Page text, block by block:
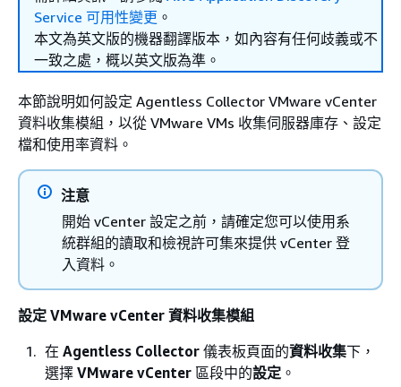
Service 可用性變更 。
本文為英文版的機器翻譯版本，如內容有任何歧義或不
一致之處，概以英文版為準。
本節說明如何設定 Agentless Collector VMware vCenter
資料收集模組，以從 VMware VMs 收集伺服器庫存、設定
檔和使用率資料。
注意
開始 vCenter 設定之前，請確定您可以使用系
統群組的讀取和檢視許可集來提供 vCenter 登
入資料。
設定 VMware vCenter 資料收集模組
在 Agentless Collector 儀表板頁面的資料收集下，
選擇 VMware vCenter 區段中的設定 。